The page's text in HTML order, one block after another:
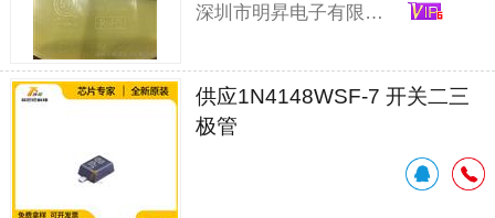
深圳市明昇电子有限公司
供应1N4148WSF-7 开关二三
极管